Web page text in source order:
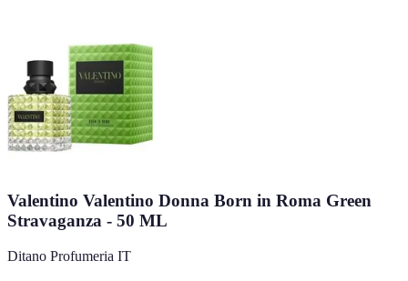
Valentino Valentino Donna Born in Roma Green
Stravaganza - 50 ML
Ditano Profumeria IT